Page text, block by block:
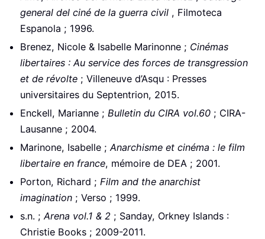
general del ciné de la guerra civil , Filmoteca
Espanola ; 1996.
Brenez, Nicole & Isabelle Marinonne ; Cinémas
libertaires : Au service des forces de transgression
et de révolte ; Villeneuve d’Asqu : Presses
universitaires du Septentrion, 2015.
Enckell, Marianne ;Bulletin du CIRA vol.60 ; CIRA-
Lausanne ; 2004.
Marinone, Isabelle ;Anarchisme et cinéma : le film
libertaire en france, mémoire de DEA ; 2001.
Porton, Richard ;Film and the anarchist
imagination ; Verso ; 1999.
s.n. ;Arena vol.1 & 2 ; Sanday, Orkney Islands :
Christie Books ; 2009-2011.